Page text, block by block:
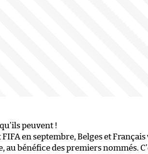
peuvent !
en septembre, Belges et
au bénéfice des premiers nommés.